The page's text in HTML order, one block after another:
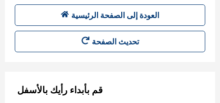
العودة إلى الصفحة الرئيسية
تحديث الصفحة
قم بأبداء رأيك بالأسفل